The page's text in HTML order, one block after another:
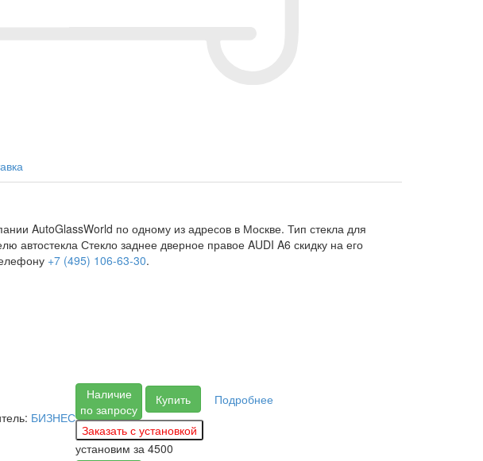
AutoGlassWorld по одному из адресов в Москве. Тип стекла для
автостекла Стекло заднее дверное правое AUDI A6 скидку на его
+7 (495) 106-63-30.
БИЗНЕС
Наличие
по запросу
Купить Подробнее
установим за 4500